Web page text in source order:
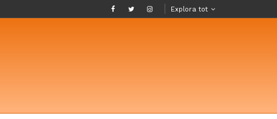
Explora tot